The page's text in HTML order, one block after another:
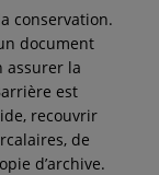
conservation.
document
assurer la
est
recouvrir
de
d’archive.